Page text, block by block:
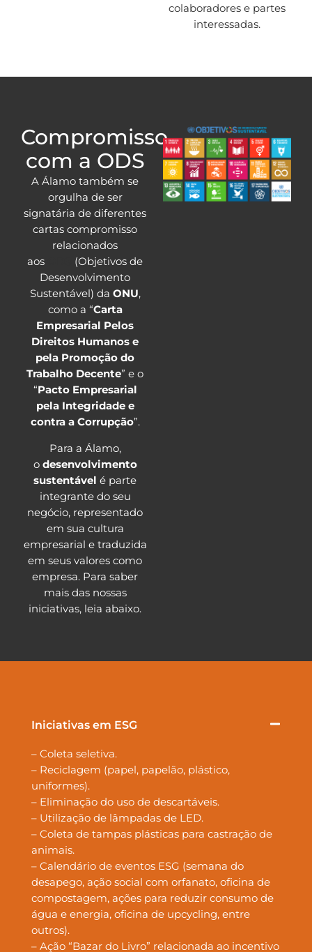
colaboradores e partes
interessadas.
Compromisso
com a ODS
A Álamo também se
orgulha de ser
signatária de diferentes
cartas compromisso
relacionados
aos
(Objetivos de
Desenvolvimento
Sustentável) da ONU,
como a “Carta
Empresarial Pelos
Direitos Humanos e
pela Promoção do
Trabalho Decente” e o
“Pacto Empresarial
pela Integridade e
contra a Corrupção”.
Para a Álamo,
o desenvolvimento
sustentável é parte
integrante do seu
negócio, representado
em sua cultura
empresarial e traduzida
em seus valores como
empresa. Para saber
mais das nossas
iniciativas, leia abaixo.
Iniciativas em ESG
– Coleta seletiva.
– Reciclagem (papel, papelão, plástico,
uniformes).
– Eliminação do uso de descartáveis.
– Utilização de lâmpadas de LED.
– Coleta de tampas plásticas para castração de
animais.
– Calendário de eventos ESG (semana do
desapego, ação social com orfanato, oficina de
compostagem, ações para reduzir consumo de
água e energia, oficina de upcycling, entre
outros).
– Ação “Bazar do Livro” relacionada ao incentivo